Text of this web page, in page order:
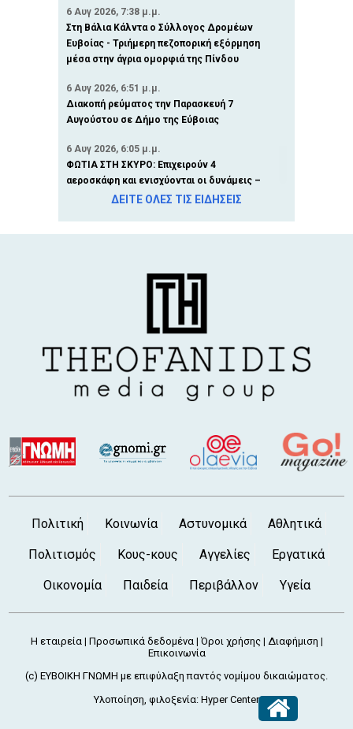
6 Αυγ 2026, 7:38 μ.μ.
Στη Βάλια Κάλντα ο Σύλλογος Δρομέων
Ευβοίας - Τριήμερη πεζοπορική εξόρμηση
μέσα στην άγρια ομορφιά της Πίνδου
6 Αυγ 2026, 6:51 μ.μ.
Διακοπή ρεύματος την Παρασκευή 7
Αυγούστου σε Δήμο της Εύβοιας
6 Αυγ 2026, 6:05 μ.μ.
ΦΩΤΙΑ ΣΤΗ ΣΚΥΡΟ: Επιχειρούν 4
αεροσκάφη και ενισχύονται οι δυνάμεις –
Πυροσβεστικά οχήματα στο λιμάνι της
βούτηξε στο κενό και έπεσε στη θάλασσα
γυμναστήριο Ψαχνών - Στην τελική ευθεία
το έργο
6 Αυγ 2026, 4:37 μ.μ.
ΕΟΔΥ: Έξι θάνατοι από τον ιό του Δυτικού
6 Αυγ 2026, 4:00 μ.μ.
Νέος διπλωματούχος μηχανικός ο
Χαλκιδέος Κωστής Λιαλιάρης
6 Αυγ 2026, 3:20 μ.μ.
ΑΥΛΙΔΑ: Καταγγελία για χόρτα 1,5 μέτρου
στις εγκαταστάσεις της ΕΡΤ κοντά στον
Φάρο (φωτό)
ΧΑΛΚΙΔΑ: Άφησε την τελευταία της πνοή η
6 Αυγ 2026, 2:12 μ.μ.
ΧΑΛΚΙΔΑ: Όχι άλλο κάρβουνο - Η νέα
Παπαθανασίου έρχεται στο Θέατρο Ορέστης
Μακρής
ΔΕΙΤΕ ΟΛΕΣ ΤΙΣ ΕΙΔΗΣΕΙΣ
Πολιτική Κοινωνία Αστυνομικά Αθλητικά
Πολιτισμός Κους-κους Αγγελίες Εργατικά
Οικονομία Παιδεία Περιβάλλον Υγεία
Η εταιρεία| Προσωπικά δεδομένα| Όροι χρήσης| Διαφήμιση |
Επικοινωνία
(c) ΕΥΒΟΙΚΗ ΓΝΩΜΗ με επιφύλαξη παντός νομίμου δικαιώματος.
Υλοποίηση, φιλοξενία: Hyper Center